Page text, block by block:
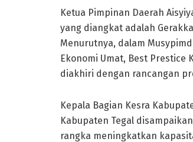
Ketua Pimpinan Daerah
yang diangkat adalah
Menurutnya, dalam
Ekonomi Umat, Best Prestice
diakhiri dengan rancangan
Kepala Bagian Kesra
Kabupaten Tegal
rangka meningkatkan